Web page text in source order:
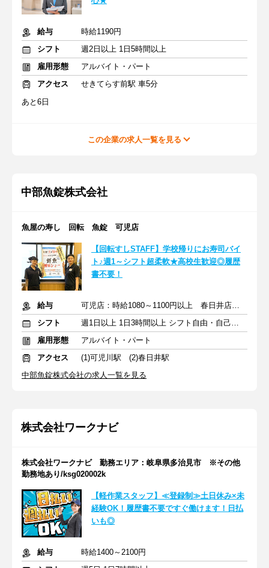
給与
時給1190円
シフト
週2日以上 1日5時間以上
雇用形態
アルバイト・パート
アクセス
せきてらす前駅 車5分
あと6日
この企業の求人一覧を見る
中部魚錠株式会社
魚屋の寿し 回転 魚錠 可児店
【回転すしSTAFF】学校帰りにお寿司バイ
ト♪週1～シフト超柔軟★高校生歓迎◎履歴
書不要！
給与
可児店：時給1080～1100円以上 春日井店：時給1200円～
シフト
週1日以上 1日3時間以上 シフト自由・自己申告
雇用形態
アルバイト・パート
アクセス
(1)可児川駅 (2)春日井駅
中部魚錠株式会社の求人一覧を見る
株式会社ワークナビ
株式会社ワークナビ 勤務エリア：岐阜県多治見市 ※その他
勤務地あり/ksg020002k
【軽作業スタッフ】≪登録制≫土日休み×未
経験OK！履歴書不要ですぐ働けます！日払
いも◎
給与
時給1400～2100円